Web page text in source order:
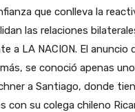
que conlleva la
las relaciones
a LA NACION. El anuncio
se conoció apenas
a Santiago, donde
con su colega chileno